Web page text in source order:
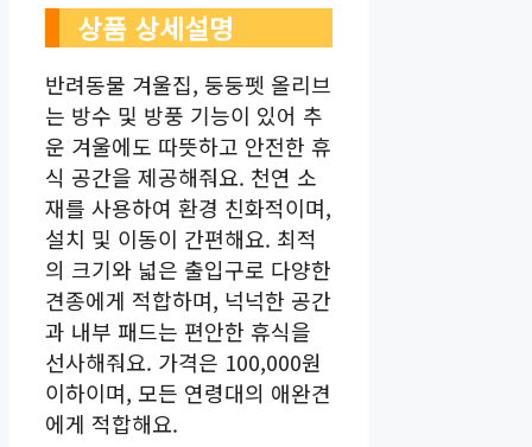
상품 상세설명
반려동물 겨울집, 둥둥펫 올리브
는 방수 및 방풍 기능이 있어 추
운 겨울에도 따뜻하고 안전한 휴
식 공간을 제공해줘요. 천연 소
재를 사용하여 환경 친화적이며,
설치 및 이동이 간편해요. 최적
의 크기와 넓은 출입구로 다양한
견종에게 적합하며, 넉넉한 공간
과 내부 패드는 편안한 휴식을
선사해줘요. 가격은 100,000원
이하이며, 모든 연령대의 애완견
에게 적합해요.